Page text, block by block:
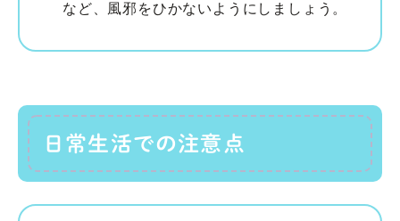
など、風邪をひかないようにしましょう。
日常生活での注意点